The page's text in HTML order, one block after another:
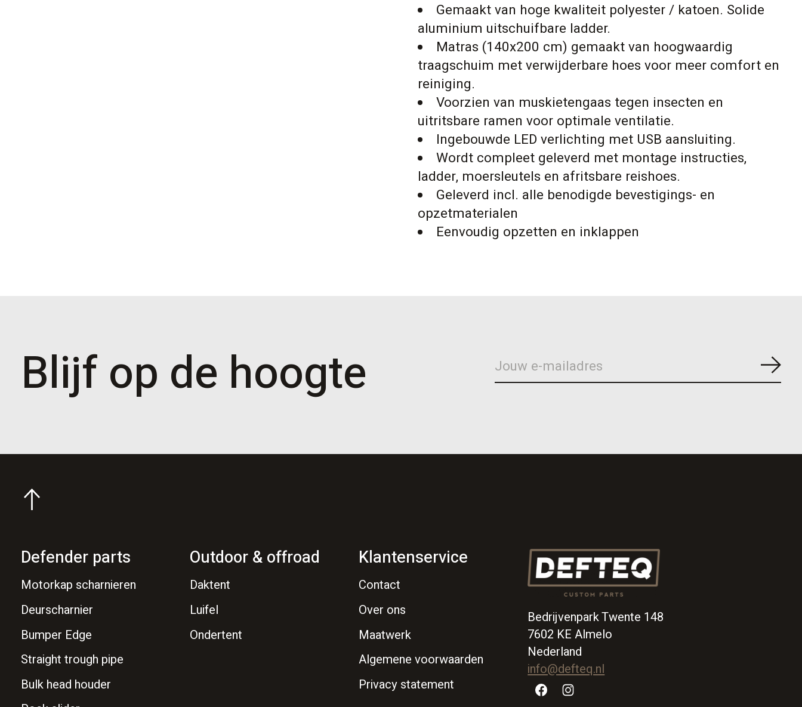
Gemaakt van hoge kwaliteit polyester / katoen. Solide
aluminium uitschuifbare ladder.
Matras (140x200 cm) gemaakt van hoogwaardig
traagschuim met verwijderbare hoes voor meer comfort en
reiniging.
Voorzien van muskietengaas tegen insecten en
uitritsbare ramen voor optimale ventilatie.
Ingebouwde LED verlichting met USB aansluiting.
Wordt compleet geleverd met montage instructies,
ladder, moersleutels en afritsbare reishoes.
Geleverd incl. alle benodigde bevestigings- en
opzetmaterialen
Eenvoudig opzetten en inklappen
Blijf op de hoogte
Defender parts
Motorkap scharnieren
Deurscharnier
Bumper Edge
Straight trough pipe
Bulk head houder
Outdoor & offroad
Daktent
Luifel
Ondertent
Klantenservice
Contact
Over ons
Maatwerk
Algemene voorwaarden
Privacy statement
Bedrijvenpark Twente 148
7602 KE Almelo
Nederland
info@defteq.nl